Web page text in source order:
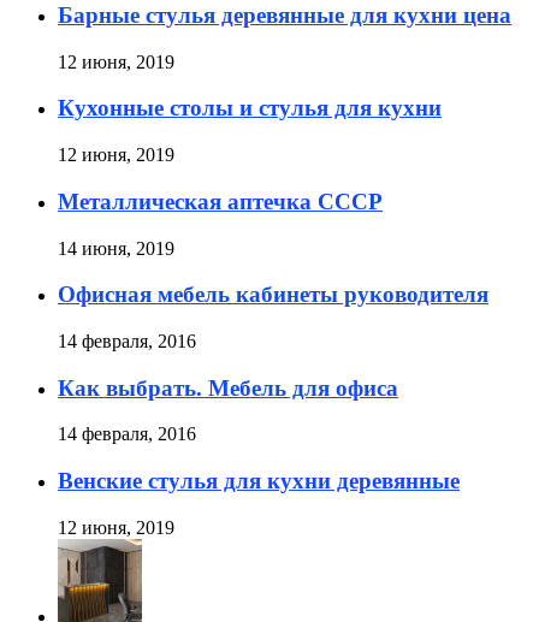
Барные стулья деревянные для кухни цена
12 июня, 2019
Кухонные столы и стулья для кухни
12 июня, 2019
Металлическая аптечка СССР
14 июня, 2019
Офисная мебель кабинеты руководителя
14 февраля, 2016
Как выбрать. Мебель для офиса
14 февраля, 2016
Венские стулья для кухни деревянные
12 июня, 2019